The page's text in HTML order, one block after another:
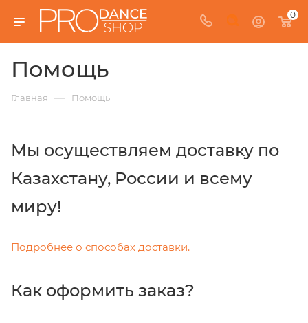
0
Помощь
Главная — Помощь
Мы осуществляем доставку по
Казахстану, России и всему
миру!
Подробнее о способах доставки.
Как оформить заказ?